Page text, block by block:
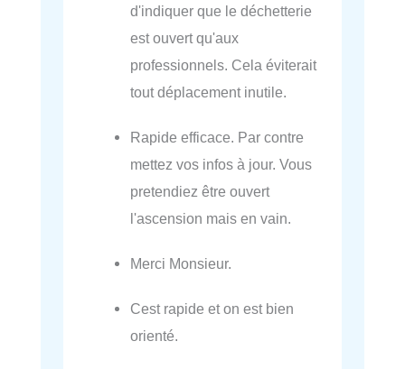
d'indiquer que le déchetterie
est ouvert qu'aux
professionnels. Cela éviterait
tout déplacement inutile.
Rapide efficace. Par contre
mettez vos infos à jour. Vous
pretendiez être ouvert
l'ascension mais en vain.
Merci Monsieur.
Cest rapide et on est bien
orienté.